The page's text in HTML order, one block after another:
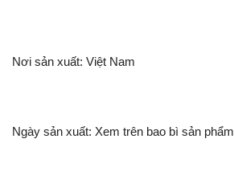
Nơi sản xuất: Việt Nam
Ngày sản xuất: Xem trên bao bì sản phẩm